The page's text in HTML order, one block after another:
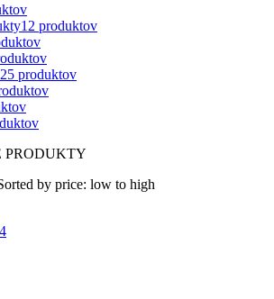
12 produktov
25 produktov
PRODUKTY
by price: low to high